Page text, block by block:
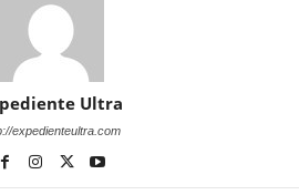
Ultra
expedienteultra.com